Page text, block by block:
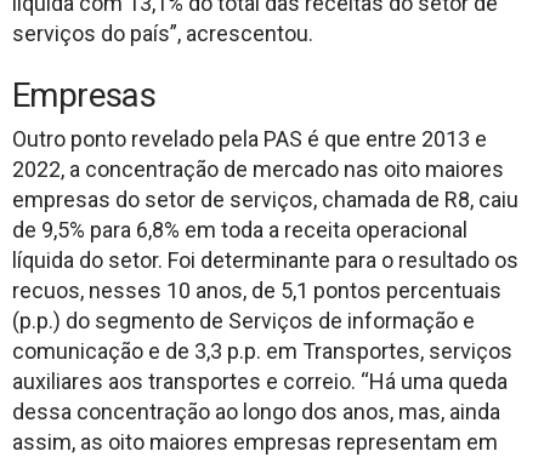
serviços do país”, acrescentou.
Empresas
Outro ponto revelado pela PAS é que entre 2013 e
2022, a concentração de mercado nas oito maiores
empresas do setor de serviços, chamada de R8, caiu
de 9,5% para 6,8% em toda a receita operacional
líquida do setor. Foi determinante para o resultado os
recuos, nesses 10 anos, de 5,1 pontos percentuais
(p.p.) do segmento de Serviços de informação e
comunicação e de 3,3 p.p. em Transportes, serviços
auxiliares aos transportes e correio. “Há uma queda
dessa concentração ao longo dos anos, mas, ainda
assim, as oito maiores empresas representam em